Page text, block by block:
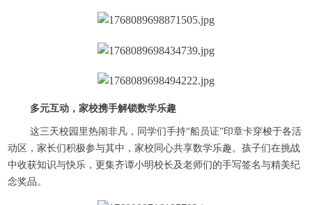
多元互动，家校携手解锁数学乐趣
这三天校园里热闹非凡，同学们手持“船员证”印章卡穿梭于各活
动区，家长们积极参与其中，家校同心共享数学乐趣。孩子们在挑战
中收获知识与快乐，更集齐谭小明校长及老师们的手写签名与精美纪
念奖品。